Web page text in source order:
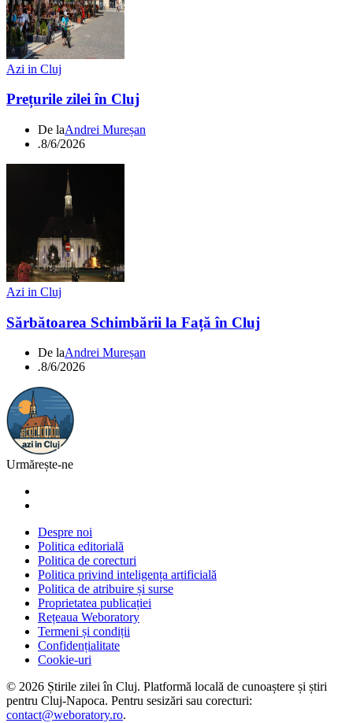
Azi in Cluj
Prețurile zilei în Cluj
De laAndrei Mureșan
.8/6/2026
Azi in Cluj
Sărbătoarea Schimbării la Față în Cluj
De laAndrei Mureșan
.8/6/2026
Urmărește-ne
Despre noi
Politica editorială
Politica de corecturi
Politica privind inteligența artificială
Politica de atribuire și surse
Proprietatea publicației
Rețeaua Weboratory
Termeni și condiții
Confidențialitate
Cookie-uri
© 2026 Știrile zilei în Cluj. Platformă locală de cunoaștere și știri
pentru Cluj-Napoca. Pentru sesizări sau corecturi:
contact@weboratory.ro.